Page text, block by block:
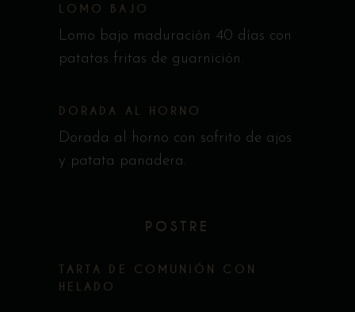
LOMO BAJO
Lomo bajo maduración 40 días con
patatas fritas de guarnición.
DORADA AL HORNO
Dorada al horno con sofrito de ajos
y patata panadera.
POSTRE
TARTA DE COMUNIÓN CON
HELADO